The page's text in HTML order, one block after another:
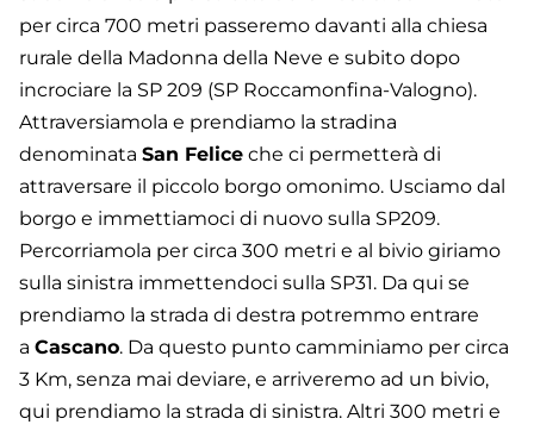
per circa 700 metri passeremo davanti alla chiesa
rurale della Madonna della Neve e subito dopo
incrociare la SP 209 (SP Roccamonfina-Valogno).
Attraversiamola e prendiamo la stradina
denominata San Felice che ci permetterà di
attraversare il piccolo borgo omonimo. Usciamo dal
borgo e immettiamoci di nuovo sulla SP209.
Percorriamola per circa 300 metri e al bivio giriamo
sulla sinistra immettendoci sulla SP31. Da qui se
prendiamo la strada di destra potremmo entrare
a Cascano. Da questo punto camminiamo per circa
3 Km, senza mai deviare, e arriveremo ad un bivio,
qui prendiamo la strada di sinistra. Altri 300 metri e